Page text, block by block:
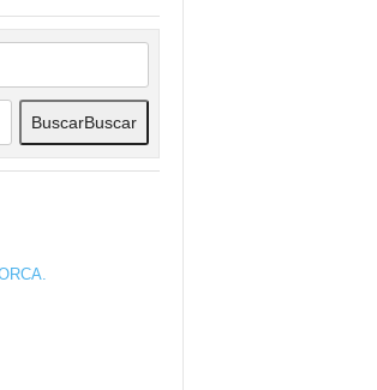
BuscarBuscar